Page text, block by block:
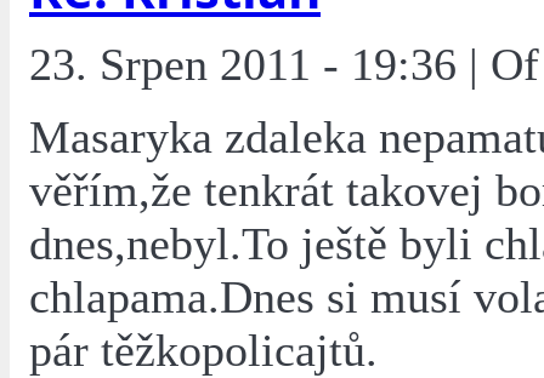
23. Srpen 2011 - 19:36 |
Masaryka zdaleka
věřím,že tenkrát takovej
dnes,nebyl.To ještě byli
chlapama.Dnes si musí
pár těžkopolicajtů.